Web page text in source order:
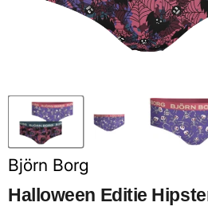
Björn Borg
Halloween Editie